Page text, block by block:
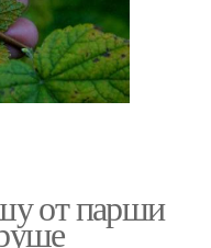
от парши